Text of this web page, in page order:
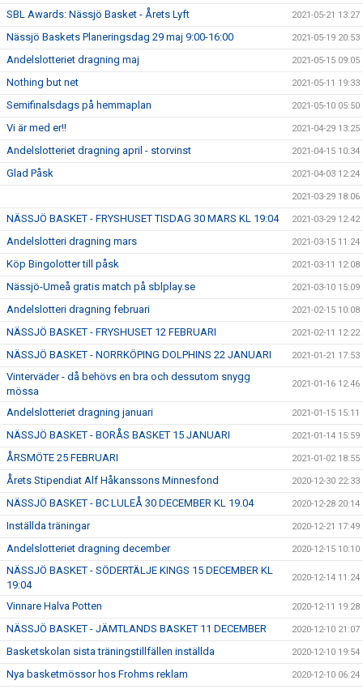
SBL Awards: Nässjö Basket - Årets Lyft 2021-05-21 13:27
Nässjö Baskets Planeringsdag 29 maj 9:00-16:00 2021-05-19 20:53
Andelslotteriet dragning maj 2021-05-15 09:05
Nothing but net 2021-05-11 19:33
Semifinalsdags på hemmaplan 2021-05-10 05:50
Vi är med er!! 2021-04-29 13:25
Andelslotteriet dragning april - storvinst 2021-04-15 10:34
Glad Påsk 2021-04-03 12:24
2021-03-29 18:06
NÄSSJÖ BASKET - FRYSHUSET TISDAG 30 MARS KL 19:04 2021-03-29 12:42
Andelslotteri dragning mars 2021-03-15 11:24
Köp Bingolotter till påsk 2021-03-11 12:08
Nässjö-Umeå gratis match på sblplay.se 2021-03-10 15:09
Andelslotteri dragning februari 2021-02-15 10:08
NÄSSJÖ BASKET - FRYSHUSET 12 FEBRUARI 2021-02-11 12:22
NÄSSJÖ BASKET - NORRKÖPING DOLPHINS 22 JANUARI 2021-01-21 17:53
Vinterväder - då behövs en bra och dessutom snygg
mössa
2021-01-16 12:46
Andelslotteriet dragning januari 2021-01-15 15:11
NÄSSJÖ BASKET - BORÅS BASKET 15 JANUARI 2021-01-14 15:59
ÅRSMÖTE 25 FEBRUARI 2021-01-02 18:55
Årets Stipendiat Alf Håkanssons Minnesfond 2020-12-30 22:33
NÄSSJÖ BASKET - BC LULEÅ 30 DECEMBER KL 19.04 2020-12-28 20:14
Inställda träningar 2020-12-21 17:49
Andelslotteriet dragning december 2020-12-15 10:10
NÄSSJÖ BASKET - SÖDERTÄLJE KINGS 15 DECEMBER KL
19:04
2020-12-14 11:24
Vinnare Halva Potten 2020-12-11 19:28
NÄSSJÖ BASKET - JÄMTLANDS BASKET 11 DECEMBER 2020-12-10 21:07
Basketskolan sista träningstillfällen inställda 2020-12-10 19:54
Nya basketmössor hos Frohms reklam 2020-12-10 06:24